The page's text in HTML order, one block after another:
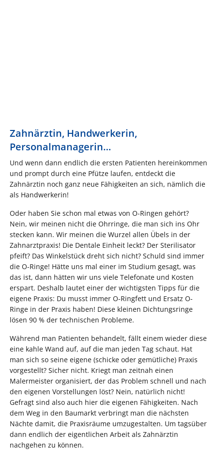
Zahnärztin, Handwerkerin,
Personalmanagerin…
Und wenn dann endlich die ersten Patienten hereinkommen
und prompt durch eine Pfütze laufen, entdeckt die
Zahnärztin noch ganz neue Fähigkeiten an sich, nämlich die
als Handwerkerin!
Oder haben Sie schon mal etwas von O-Ringen gehört?
Nein, wir meinen nicht die Ohrringe, die man sich ins Ohr
stecken kann. Wir meinen die Wurzel allen Übels in der
Zahnarztpraxis! Die Dentale Einheit leckt? Der Sterilisator
pfeift? Das Winkelstück dreht sich nicht? Schuld sind immer
die O-Ringe! Hätte uns mal einer im Studium gesagt, was
das ist, dann hätten wir uns viele Telefonate und Kosten
erspart. Deshalb lautet einer der wichtigsten Tipps für die
eigene Praxis: Du musst immer O-Ringfett und Ersatz O-
Ringe in der Praxis haben! Diese kleinen Dichtungsringe
lösen 90 % der technischen Probleme.
Während man Patienten behandelt, fällt einem wieder diese
eine kahle Wand auf, auf die man jeden Tag schaut. Hat
man sich so seine eigene (schicke oder gemütliche) Praxis
vorgestellt? Sicher nicht. Kriegt man zeitnah einen
Malermeister organisiert, der das Problem schnell und nach
den eigenen Vorstellungen löst? Nein, natürlich nicht!
Gefragt sind also auch hier die eigenen Fähigkeiten. Nach
dem Weg in den Baumarkt verbringt man die nächsten
Nächte damit, die Praxisräume umzugestalten. Um tagsüber
dann endlich der eigentlichen Arbeit als Zahnärztin
nachgehen zu können.